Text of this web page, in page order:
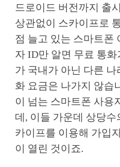
드로이드 버전까지 출
상관없이 스카이프로
점 늘고 있는 스마트폰
자 ID만 알면 무료 통
가 국내가 아닌 다른
화 요금은 나가지 않습
이 넘는 스마트폰 사용
데, 이들 가운데 상당
카이프를 이용해 가입
이 열린 것이죠.